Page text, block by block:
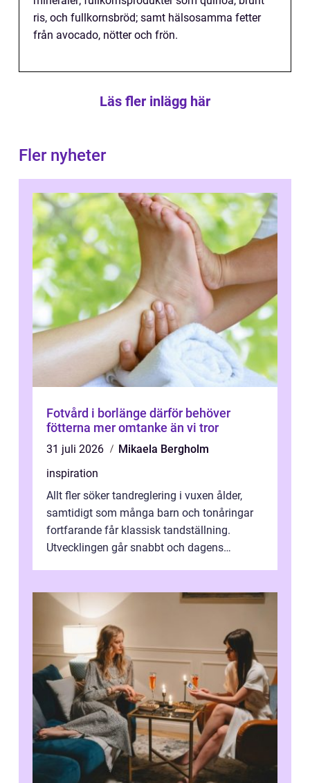
ris, och fullkornsbröd; samt hälsosamma fetter
från avocado, nötter och frön.
Läs fler inlägg här
Fler nyheter
Fotvård i borlänge därför behöver
fötterna mer omtanke än vi tror
31 juli 2026
Mikaela Bergholm
inspiration
Allt fler söker tandreglering i vuxen ålder,
samtidigt som många barn och tonåringar
fortfarande får klassisk tandställning.
Utvecklingen går snabbt och dagens